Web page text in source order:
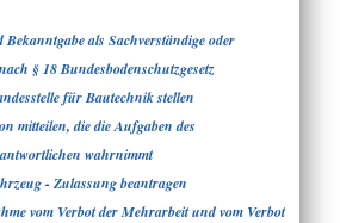
als Sachverständige oder
§ 18 Bundesbodenschutzgesetz
für Bautechnik stellen
mitteilen, die die Aufgaben des
wahrnimmt
- Zulassung beantragen
vom Verbot der Mehrarbeit und vom Verbot